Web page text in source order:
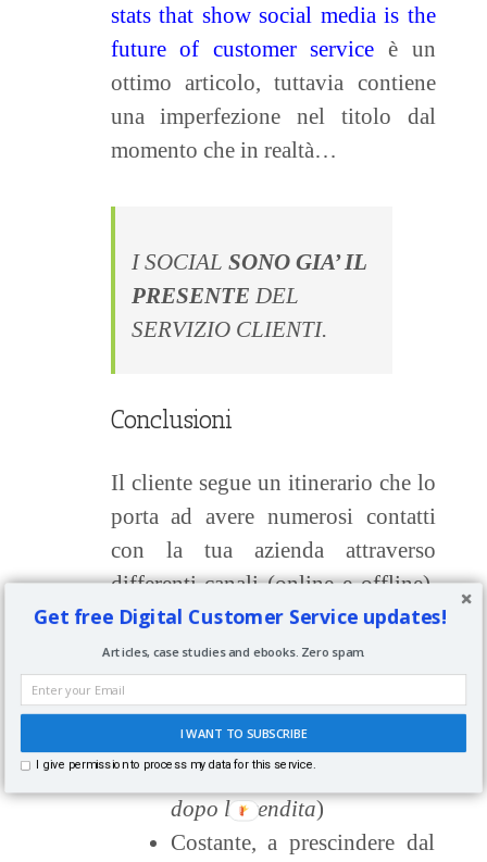
stats that show social media is the
future of customer service è un
ottimo articolo, tuttavia contiene
una imperfezione nel titolo dal
momento che in realtà…
I SOCIAL SONO GIA’ IL
PRESENTE DEL
SERVIZIO CLIENTI.
Conclusioni
Il cliente segue un itinerario che lo
porta ad avere numerosi contatti
con la tua azienda attraverso
differenti canali (online e offline).
Per fare la differenza devi essere in
grado di garantirgli una qualità del
servizio senza soluzione di
continuità, ovvero:
Eccellente (prima, durante e
dopo la vendita)
Costante, a prescindere dal
Get free Digital Customer Service updates!
I WANT TO SUBSCRIBE
I give permission to process my data for this service.
Articles, case studies and ebooks. Zero spam.